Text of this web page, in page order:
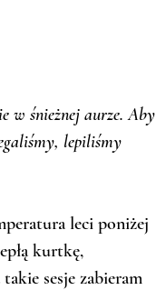
w śnieżnej aurze. Aby
lepiliśmy
leci poniżej
kurtkę,
sesje zabieram